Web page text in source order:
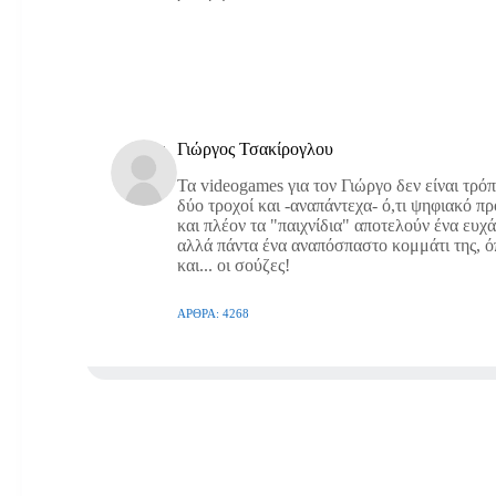
Γιώργος Τσακίρογλου
Τα videogames για τον Γιώργο δεν είναι
δύο τροχοί και -αναπάντεχα- ό,τι ψηφιακό
και πλέον τα "παιχνίδια" αποτελούν ένα
αλλά πάντα ένα αναπόσπαστο κομμάτι της,
και... οι σούζες!
ΆΡΘΡΑ: 4268